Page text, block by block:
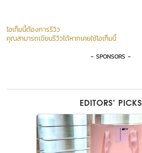
ไอเท็มนี้ต้องการรีวิว
คุณสามารถเขียนรีวิวได้หากเคยใช้ไอเท็มนี้
- SPONSORS -
EDITORS’ PICKS